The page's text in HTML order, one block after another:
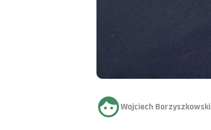
Wojciech Borzyszkowski